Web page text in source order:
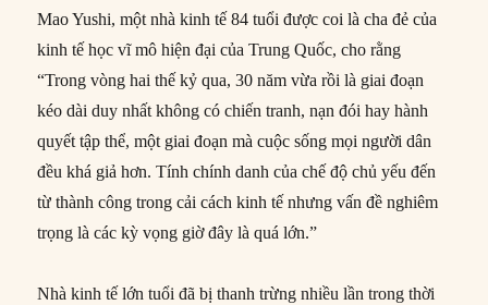
Mao Yushi, một nhà kinh tế 84 tuổi được coi là cha đẻ của
kinh tế học vĩ mô hiện đại của Trung Quốc, cho rằng
“Trong vòng hai thế kỷ qua, 30 năm vừa rồi là giai đoạn
kéo dài duy nhất không có chiến tranh, nạn đói hay hành
quyết tập thể, một giai đoạn mà cuộc sống mọi người dân
đều khá giả hơn. Tính chính danh của chế độ chủ yếu đến
từ thành công trong cải cách kinh tế nhưng vấn đề nghiêm
trọng là các kỳ vọng giờ đây là quá lớn.”
Nhà kinh tế lớn tuổi đã bị thanh trừng nhiều lần trong thời